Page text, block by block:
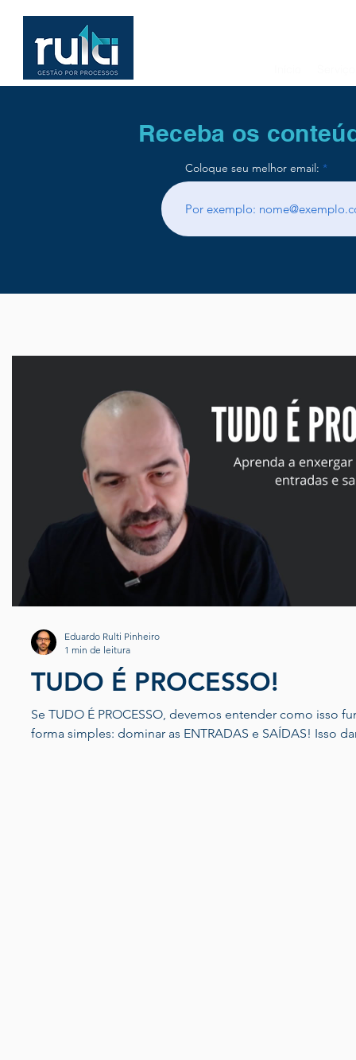
Receba os
Coloque seu melhor email:
TUDO É PROCESSO!
Se TUDO É PROCESSO, devemos entender como isso funciona.
forma simples:
Eduardo Rulti Pinheiro
1 min de leitura